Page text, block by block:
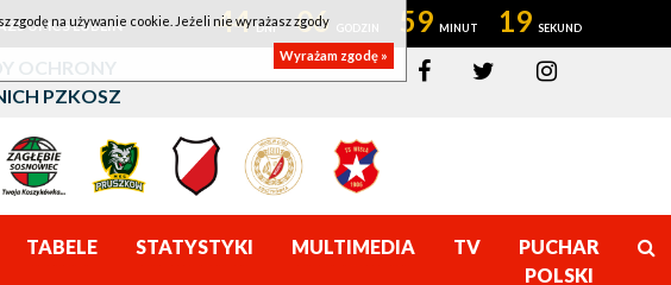
UMCS LUBLIN 44 06 59 18
OCHRONY
PZKOSZ
TABELE STATYSTYKI MULTIMEDIA TV
PUCHAR
POLSKI
zgodę na używanie cookie. Jeżeli nie wyrażasz zgody
Wyrażam zgodę »